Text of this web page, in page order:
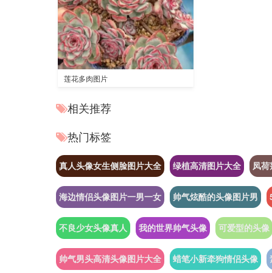
莲花多肉图片
相关推荐
热门标签
真人头像女生侧脸图片大全 绿植高清图片大全 凤
海边情侣头像图片一男一女 帅气炫酷的头像图片男
不良少女头像真人 我的世界帅气头像 可爱型的头像
帅气男头高清头像图片大全 蜡笔小新牵狗情侣头像